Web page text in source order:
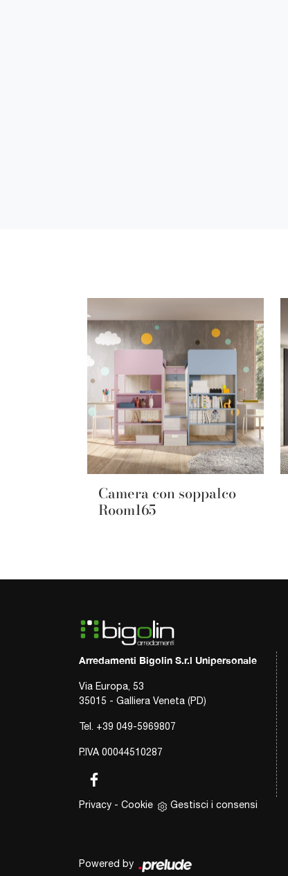
Camera con soppalco
Room165
Arredamenti Bigolin S.r.l Unipersonale
Via Europa, 53
35015 - Galliera Veneta (PD)
Tel. +39 049-5969807
P.IVA 00044510287
Privacy - Cookie Gestisci i consensi
Powered by